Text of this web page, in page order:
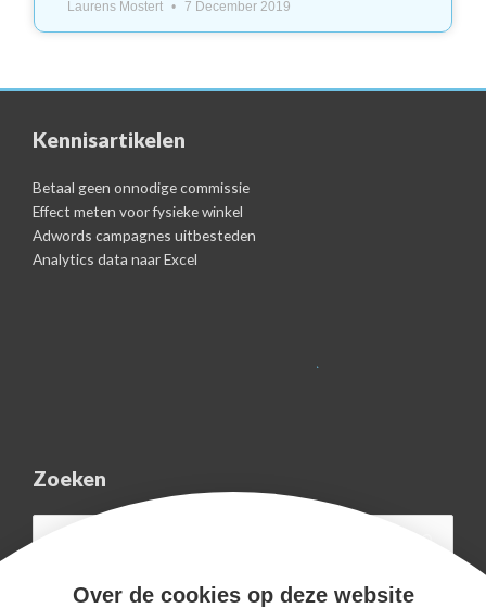
Laurens Mostert 7 December 2019
Kennisartikelen
Betaal geen onnodige commissie
Effect meten voor fysieke winkel
Adwords campagnes uitbesteden
Analytics data naar Excel
Zoeken
Search
Over de cookies op deze website